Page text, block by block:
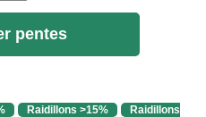
pentes
Raidillons >15%
Raidillons